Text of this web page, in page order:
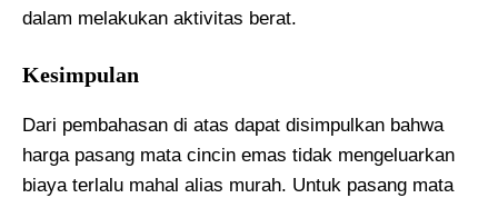
dalam melakukan aktivitas berat.
Kesimpulan
Dari pembahasan di atas dapat disimpulkan bahwa
harga pasang mata cincin emas tidak mengeluarkan
biaya terlalu mahal alias murah. Untuk pasang mata